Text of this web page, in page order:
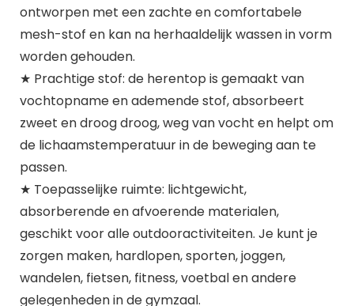
ontworpen met een zachte en comfortabele
mesh-stof en kan na herhaaldelijk wassen in vorm
worden gehouden.
★ Prachtige stof: de herentop is gemaakt van
vochtopname en ademende stof, absorbeert
zweet en droog droog, weg van vocht en helpt om
de lichaamstemperatuur in de beweging aan te
passen.
★ Toepasselijke ruimte: lichtgewicht,
absorberende en afvoerende materialen,
geschikt voor alle outdooractiviteiten. Je kunt je
zorgen maken, hardlopen, sporten, joggen,
wandelen, fietsen, fitness, voetbal en andere
gelegenheden in de gymzaal.